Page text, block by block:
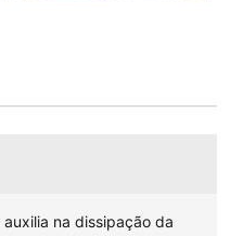
auxilia na dissipação da